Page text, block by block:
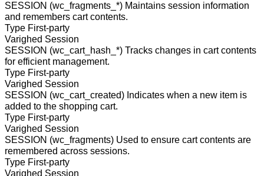
SESSION (wc_fragments_*) Maintains session information
and remembers cart contents.
Type First-party
Varighed Session
SESSION (wc_cart_hash_*) Tracks changes in cart contents
for efficient management.
Type First-party
Varighed Session
SESSION (wc_cart_created) Indicates when a new item is
added to the shopping cart.
Type First-party
Varighed Session
SESSION (wc_fragments) Used to ensure cart contents are
remembered across sessions.
Type First-party
Varighed Session